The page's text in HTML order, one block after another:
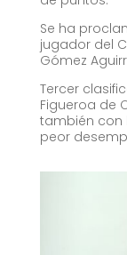
Se ha
jugador del
Gómez
Tercer
Figueroa de
también con
peor